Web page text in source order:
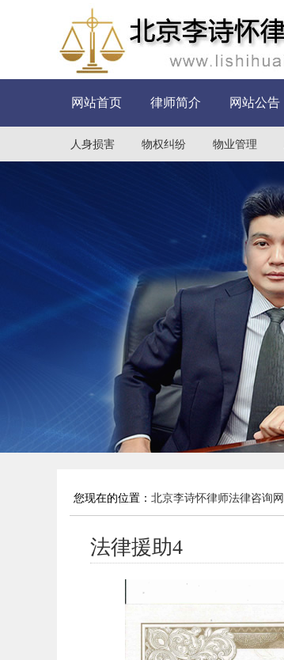
网站首页 律师简介 网站公告
人身损害 物权纠纷 物业管理
您现在的位置： 北京李诗怀律师法律咨询网
法律援助4